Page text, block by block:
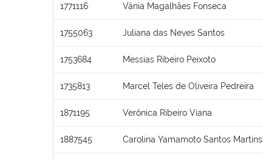
1771116 Vânia Magalhães Fonseca
1755063 Juliana das Neves Santos
1753684 Messias Ribeiro Peixoto
1735813 Marcel Teles de Oliveira Pedreira
1871195 Verônica Ribeiro Viana
1887545 Carolina Yamamoto Santos Martins